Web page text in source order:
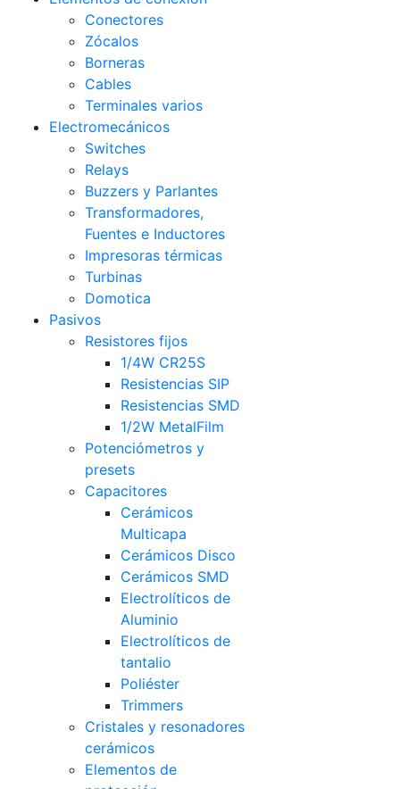
Conectores
Zócalos
Borneras
Cables
Terminales varios
Electromecánicos
Switches
Relays
Buzzers y Parlantes
Transformadores,
Fuentes e Inductores
Impresoras térmicas
Turbinas
Domotica
Pasivos
Resistores fijos
1/4W CR25S
Resistencias SIP
Resistencias SMD
1/2W MetalFilm
Potenciómetros y
presets
Capacitores
Cerámicos
Multicapa
Cerámicos Disco
Cerámicos SMD
Electrolíticos de
Aluminio
Electrolíticos de
tantalio
Poliéster
Trimmers
Cristales y resonadores
cerámicos
Elementos de